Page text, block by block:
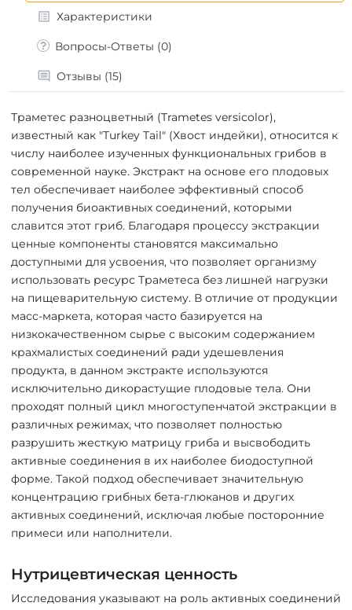
Характеристики
Вопросы-Ответы (0)
Отзывы (15)
Траметес разноцветный (Trametes versicolor),
известный как "Turkey Tail" (Хвост индейки), относится к
числу наиболее изученных функциональных грибов в
современной науке. Экстракт на основе его плодовых
тел обеспечивает наиболее эффективный способ
получения биоактивных соединений, которыми
славится этот гриб. Благодаря процессу экстракции
ценные компоненты становятся максимально
доступными для усвоения, что позволяет организму
использовать ресурс Траметеса без лишней нагрузки
на пищеварительную систему. В отличие от продукции
масс-маркета, которая часто базируется на
низкокачественном сырье с высоким содержанием
крахмалистых соединений ради удешевления
продукта, в данном экстракте используются
исключительно дикорастущие плодовые тела. Они
проходят полный цикл многоступенчатой экстракции в
различных режимах, что позволяет полностью
разрушить жесткую матрицу гриба и высвободить
активные соединения в их наиболее биодоступной
форме. Такой подход обеспечивает значительную
концентрацию грибных бета-глюканов и других
активных соединений, исключая любые посторонние
примеси или наполнители.
Нутрицевтическая ценность
Исследования указывают на роль активных соединений